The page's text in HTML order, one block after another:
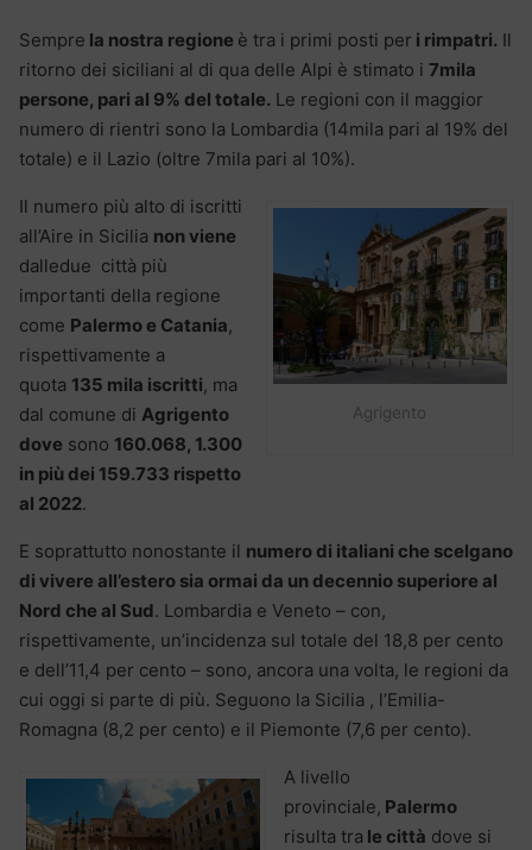
Sempre la nostra regione è tra i primi posti per i rimpatri. Il
ritorno dei siciliani al di qua delle Alpi è stimato i 7mila
persone, pari al 9% del totale. Le regioni con il maggior
numero di rientri sono la Lombardia (14mila pari al 19% del
totale) e il Lazio (oltre 7mila pari al 10%).
Agrigento
Il numero più alto di iscritti
all’Aire in Sicilia non viene
dalledue città più
importanti della regione
come Palermo e Catania,
rispettivamente a
quota 135 mila iscritti, ma
dal comune di Agrigento
dove sono 160.068, 1.300
in più dei 159.733 rispetto
al 2022.
E soprattutto nonostante il numero di italiani che scelgano
di vivere all’estero sia ormai da un decennio superiore al
Nord che al Sud. Lombardia e Veneto – con,
rispettivamente, un’incidenza sul totale del 18,8 per cento
e dell’11,4 per cento – sono, ancora una volta, le regioni da
cui oggi si parte di più. Seguono la Sicilia , l’Emilia-
Romagna (8,2 per cento) e il Piemonte (7,6 per cento).
A livello
provinciale, Palermo
risulta tra le città dove si